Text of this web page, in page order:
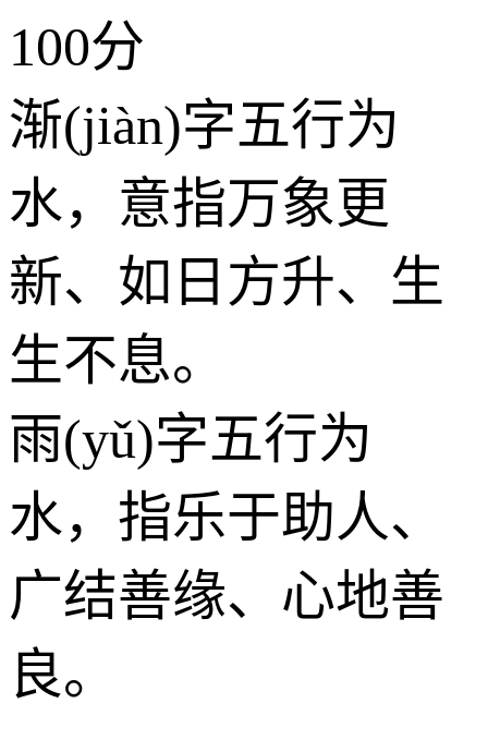
100分
渐(jiàn)字五行为
水，意指万象更
新、如日方升、生
生不息。
雨(yǔ)字五行为
水，指乐于助人、
广结善缘、心地善
良。